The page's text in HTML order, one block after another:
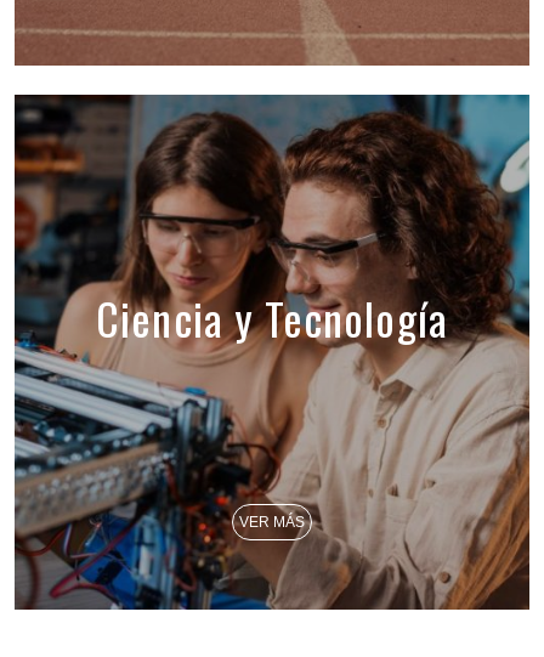
Ciencia y Tecnología
VER MÁS